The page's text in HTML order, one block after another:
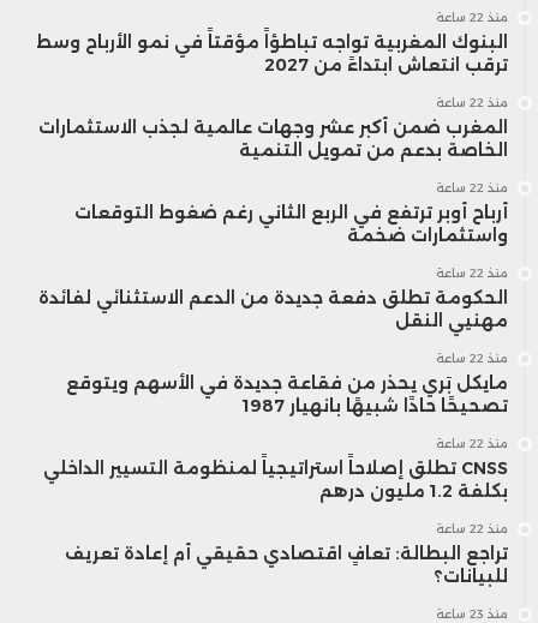
منذ 22 ساعة
البنوك المغربية تواجه تباطؤاً مؤقتاً في نمو الأرباح وسط
ترقب انتعاش ابتداءً من 2027
منذ 22 ساعة
المغرب ضمن أكبر عشر وجهات عالمية لجذب الاستثمارات
الخاصة بدعم من تمويل التنمية
منذ 22 ساعة
أرباح أوبر ترتفع في الربع الثاني رغم ضغوط التوقعات
واستثمارات ضخمة
منذ 22 ساعة
الحكومة تطلق دفعة جديدة من الدعم الاستثنائي لفائدة
مهنيي النقل
منذ 22 ساعة
مايكل بَري يحذر من فقاعة جديدة في الأسهم ويتوقع
تصحيحًا حادًا شبيهًا بانهيار 1987
منذ 22 ساعة
CNSS تطلق إصلاحاً استراتيجياً لمنظومة التسيير الداخلي
بكلفة 1.2 مليون درهم
منذ 22 ساعة
تراجع البطالة: تعافٍ اقتصادي حقيقي أم إعادة تعريف
للبيانات؟
منذ 23 ساعة